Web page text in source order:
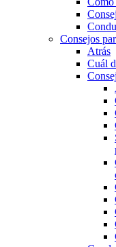
Consejos
Atrás
Cuál